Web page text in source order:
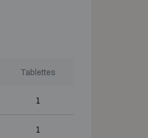
Tablettes
1
1